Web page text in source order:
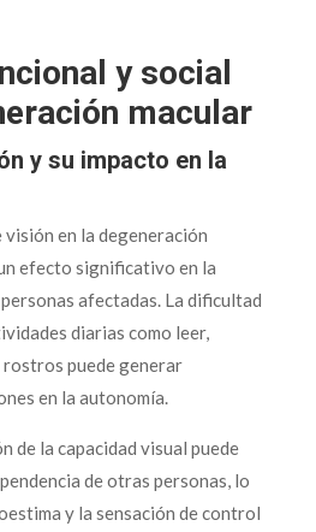
y social
macular
y su impacto en la
visión en la degeneración
efecto significativo en la
afectadas. La dificultad
diarias como leer,
puede generar
en la autonomía.
de la capacidad visual puede
de otras personas, lo
y la sensación de control